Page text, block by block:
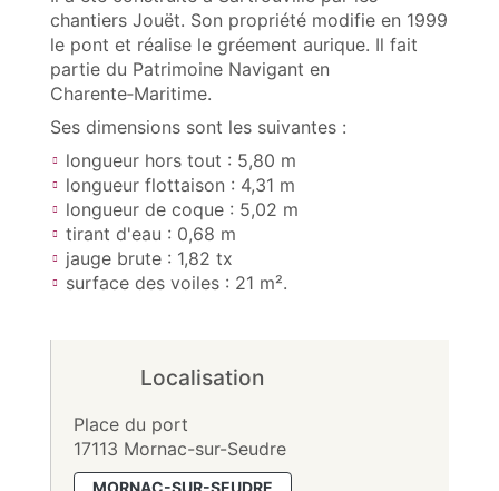
chantiers Jouët. Son propriété modifie en 1999
le pont et réalise le gréement aurique. Il fait
partie du Patrimoine Navigant en
Charente‑Maritime.
Ses dimensions sont les suivantes :
longueur hors tout : 5,80 m
longueur flottaison : 4,31 m
longueur de coque : 5,02 m
tirant d'eau : 0,68 m
jauge brute : 1,82 tx
surface des voiles : 21 m².
Localisation
Place du port
17113 Mornac-sur-Seudre
MORNAC-SUR-SEUDRE